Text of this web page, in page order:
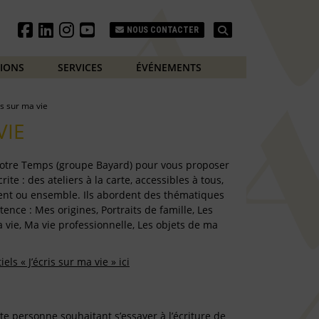
NOUS CONTACTER
SERVICES ÉVÉNEMENTS
sur ma vie
Temps (groupe Bayard) pour vous proposer
: des ateliers à la carte, accessibles à tous,
ou ensemble. Ils abordent des thématiques
: Mes origines, Portraits de famille, Les
vie, Ma vie professionnelle, Les objets de ma
« J’écris sur ma vie » ici
personne souhaitant s’essayer à l’écriture de